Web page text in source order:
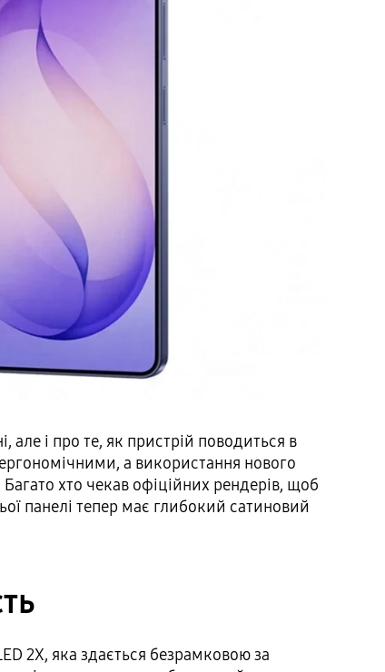
але і про те, як пристрій поводиться в
а використання нового
хто чекав офіційних рендерів, щоб
панелі тепер має глибокий сатиновий
2X, яка здається безрамковою за